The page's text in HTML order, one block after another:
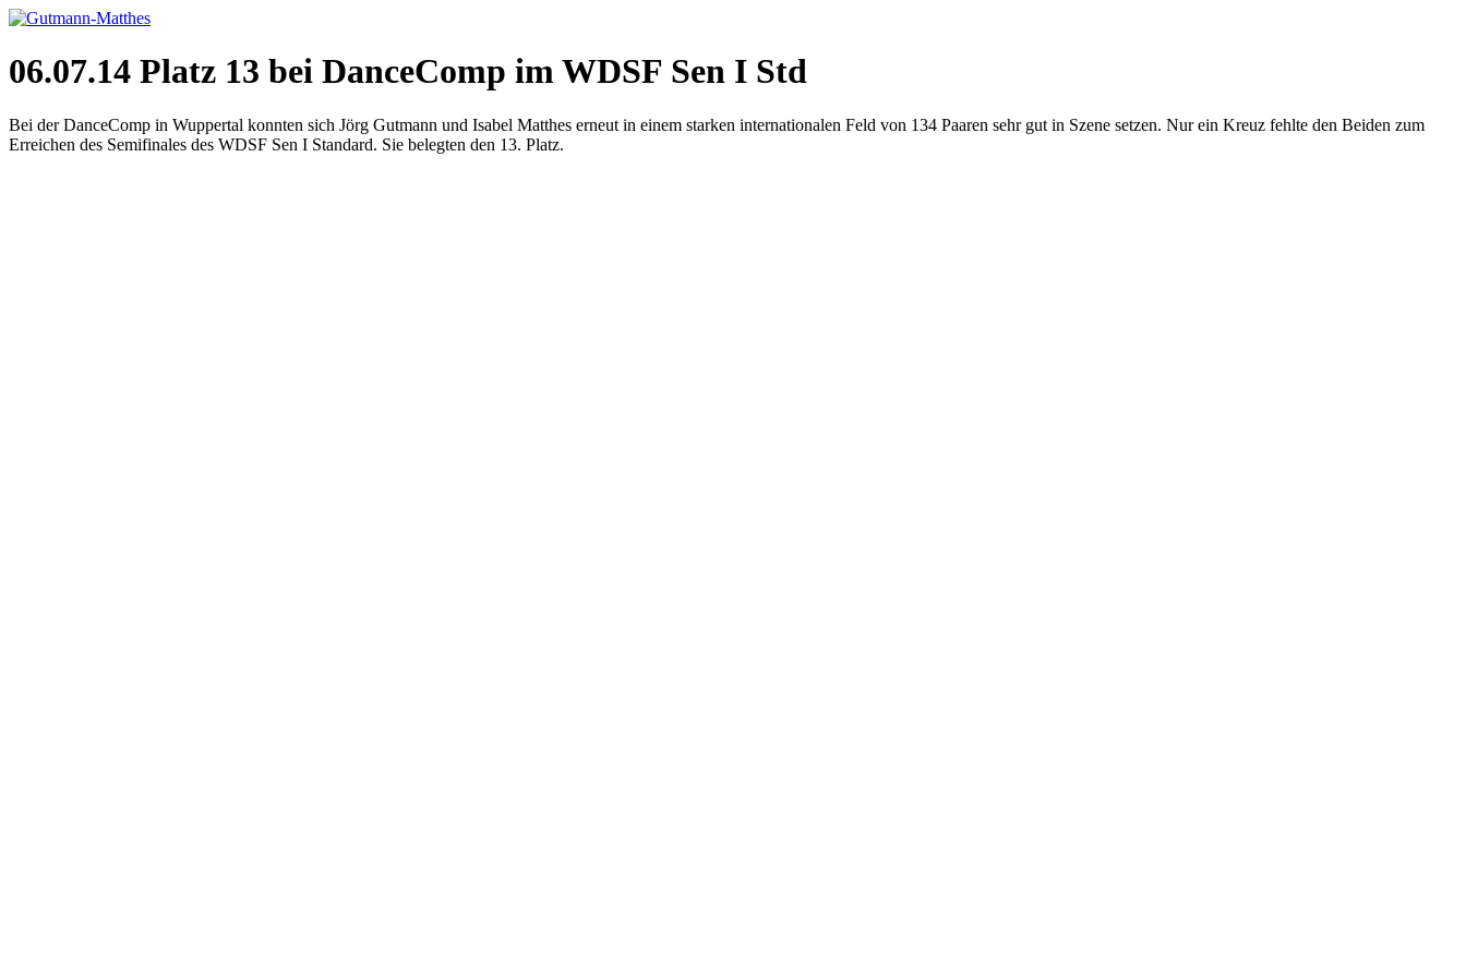
06.07.14 Platz 13 bei DanceComp im WDSF Sen I Std
Bei der DanceComp in Wuppertal konnten sich Jörg Gutmann und Isabel Matthes erneut in einem starken internationalen Feld von 134 Paaren sehr gut in Szene setzen. Nur ein Kreuz fehlte den Beiden zum
Erreichen des Semifinales des WDSF Sen I Standard. Sie belegten den 13. Platz.